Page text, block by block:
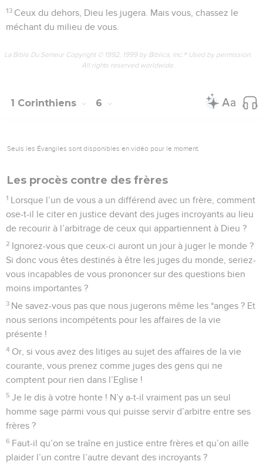
13 Ceux du dehors, Dieu les jugera. Mais vous, chassez le
méchant du milieu de vous.
La Bible Du Semeur Copyright © 1992, 1999 by Biblica, Inc.® Used by permission.
All rights reserved worldwide.
1 Corinthiens 6
Seuls les Évangiles sont disponibles en vidéo pour le moment.
Les procès contre des frères
1 Lorsque l’un de vous a un différend avec un frère, comment
ose-t-il le citer en justice devant des juges incroyants au lieu
de recourir à l’arbitrage de ceux qui appartiennent à Dieu ?
2 Ignorez-vous que ceux-ci auront un jour à juger le monde ?
Si donc vous êtes destinés à être les juges du monde, seriez-
vous incapables de vous prononcer sur des questions bien
moins importantes ?
3 Ne savez-vous pas que nous jugerons même les *anges ? Et
nous serions incompétents pour les affaires de la vie
présente !
4 Or, si vous avez des litiges au sujet des affaires de la vie
courante, vous prenez comme juges des gens qui ne
comptent pour rien dans l’Eglise !
5 Je le dis à votre honte ! N’y a-t-il vraiment pas un seul
homme sage parmi vous qui puisse servir d’arbitre entre ses
frères ?
6 Faut-il qu’on se traîne en justice entre frères et qu’on aille
plaider l’un contre l’autre devant des incroyants ?